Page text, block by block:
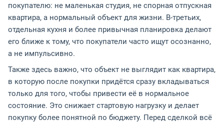
покупателю: не маленькая студия, не спорная отпускная
квартира, а нормальный объект для жизни. В-третьих,
отдельная кухня и более привычная планировка делают
его ближе к тому, что покупатели часто ищут осознанно,
а не импульсивно.
Также здесь важно, что объект не выглядит как квартира,
в которую после покупки придётся сразу вкладываться
только для того, чтобы привести её в нормальное
состояние. Это снижает стартовую нагрузку и делает
покупку более понятной по бюджету. Перед сделкой всё